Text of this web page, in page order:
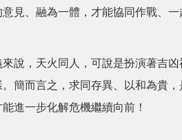
見、融為一體，才能協同作戰、
說，天火同人，可說是扮演著吉
簡而言之，求同存異、以和為貴
進一步化解危機繼續向前！